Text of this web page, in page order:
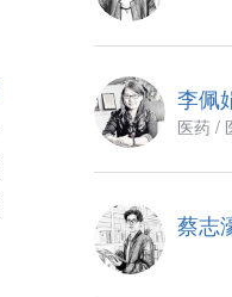
李佩
医药 /
蔡志